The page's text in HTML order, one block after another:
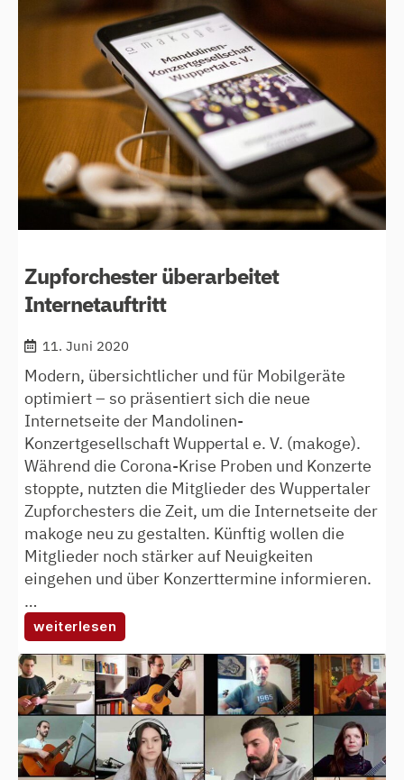
wir
sind
wieder
da
Zupforchester überarbeitet
Internetauftritt
11. Juni 2020
Modern, übersichtlicher und für Mobilgeräte
optimiert – so präsentiert sich die neue
Internetseite der Mandolinen-
Konzertgesellschaft Wuppertal e. V. (makoge).
Während die Corona-Krise Proben und Konzerte
stoppte, nutzten die Mitglieder des Wuppertaler
Zupforchesters die Zeit, um die Internetseite der
makoge neu zu gestalten. Künftig wollen die
Mitglieder noch stärker auf Neuigkeiten
eingehen und über Konzerttermine informieren.
…
weiterlesen
zupforchester
überarbeitet
internetauftritt